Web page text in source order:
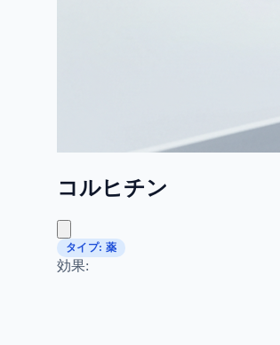
コルヒチン
タイプ: 薬
効果: